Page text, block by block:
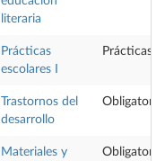
literaria
Prácticas
escolares I
Prácticas
Trastornos del
desarrollo
Obligatoria
Materiales y Obligatoria